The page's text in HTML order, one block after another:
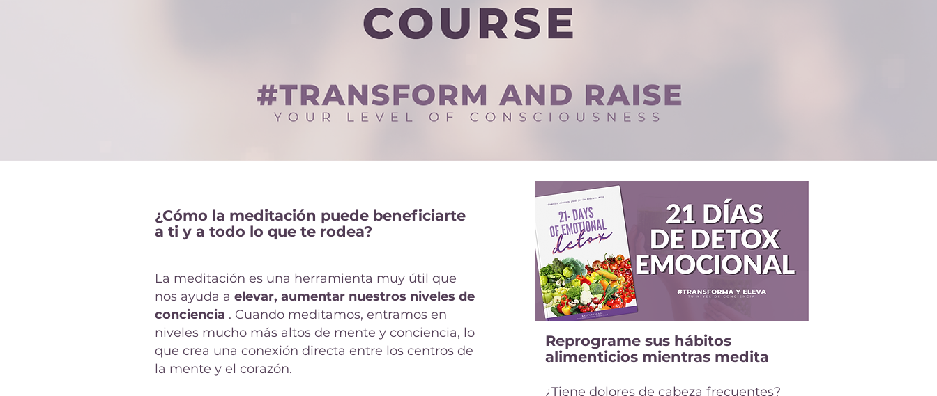
¿Cómo la meditación puede beneficiarte
a ti y a todo lo que te rodea?
La meditación es una herramienta muy útil que
nos ayuda a elevar, aumentar nuestros niveles de
conciencia . Cuando meditamos, entramos en
niveles mucho más altos de mente y conciencia, lo
que crea una conexión directa entre los centros de
la mente y el corazón.
Reprograme sus hábitos
alimenticios mientras medita
¿Tiene dolores de cabeza frecuentes?